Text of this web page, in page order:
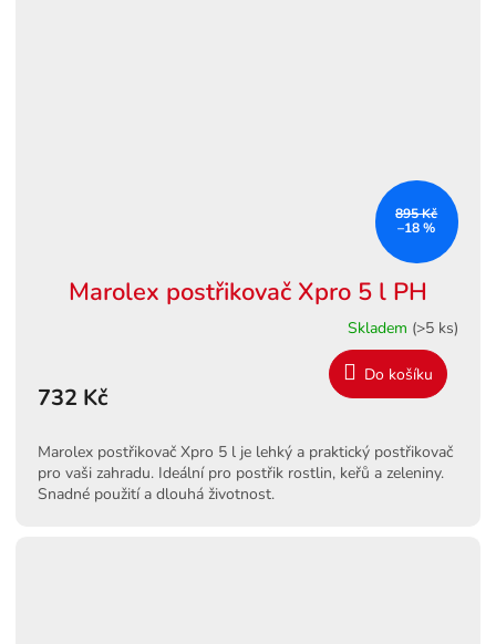
895 Kč
–18 %
Marolex postřikovač Xpro 5 l PH
Skladem (>5 ks)
732 Kč
Do košíku
Marolex postřikovač Xpro 5 l je lehký a praktický postřikovač
pro vaši zahradu. Ideální pro postřik rostlin, keřů a zeleniny.
Snadné použití a dlouhá životnost.